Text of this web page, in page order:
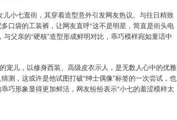
小七逛街，其穿着造型意外引发网友热议。与往日精致
口袋的工装裤，让网友直呼“这不是明星，简直是街头电
父亲的“硬核”造型形成鲜明对比，乖巧模样宛如童话中
宠儿，以修身西装、高级皮衣示人，是无数人心中的优雅
测，这或许是他试图打破“绅士偶像”标签的一次尝试，也
巧形象显得更加鲜活，网友纷纷表示“小七的羞涩模样太